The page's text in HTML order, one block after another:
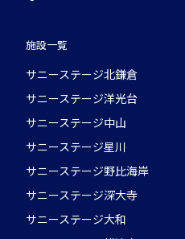
施設一覧
サニーステージ北鎌倉
サニーステージ洋光台
サニーステージ中山
サニーステージ星川
サニーステージ野比海岸
サニーステージ深大寺
サニーステージ大和